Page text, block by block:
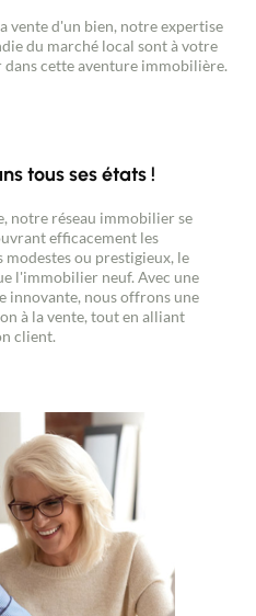
vente d'un bien, notre expertise
du marché local sont à votre
cette aventure immobilière.
tous ses états !
notre réseau immobilier se
efficacement les
modestes ou prestigieux, le
l'immobilier neuf. Avec une
innovante, nous offrons une
à la vente, tout en alliant
client.